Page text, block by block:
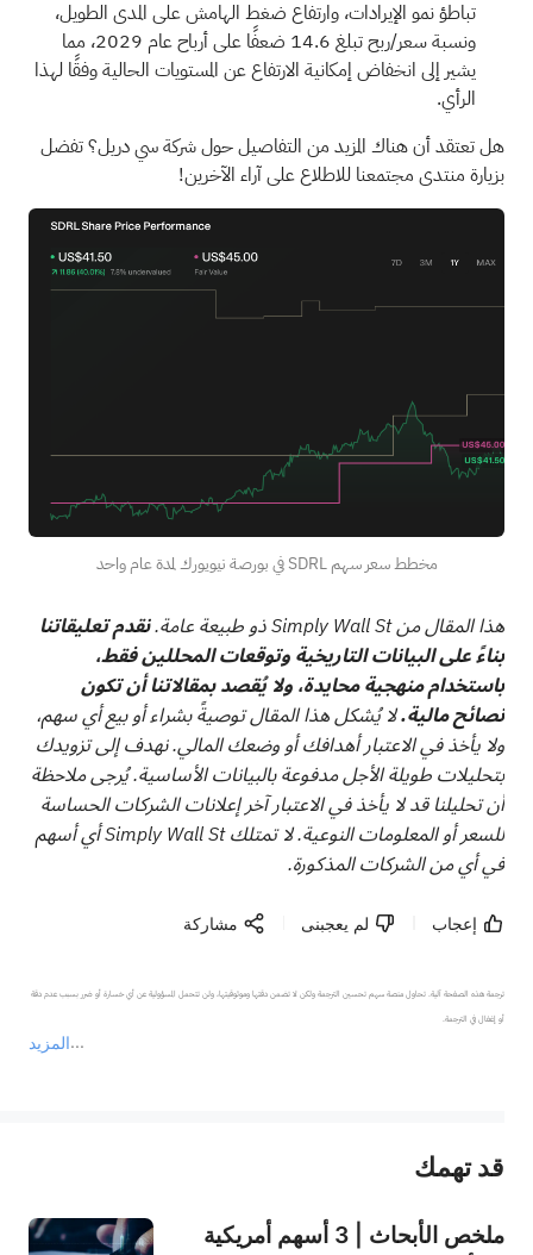
تباطؤ نمو الإيرادات، وارتفاع ضغط الهامش على المدى الطويل،
ونسبة سعر/ربح تبلغ 14.6 ضعفًا على أرباح عام 2029، مما
يشير إلى انخفاض إمكانية الارتفاع عن المستويات الحالية وفقًا لهذا
الرأي.
هل تعتقد أن هناك المزيد من التفاصيل حول شركة سي دريل؟تفضل
بزيارة منتدى مجتمعنا للاطلاع على آراء الآخرين!
مخطط سعر سهم SDRL في بورصة نيويورك لمدة عام واحد
هذا المقال من Simply Wall St ذو طبيعة عامة.
نقدم تعليقاتنا
بناءً على البيانات التاريخية وتوقعات المحللين فقط،
باستخدام منهجية محايدة، ولا يُقصد بمقالاتنا أن تكون
نصائح مالية.لا يُشكل هذا المقال توصيةً بشراء أو بيع أي سهم،
ولا يأخذ في الاعتبار أهدافك أو وضعك المالي. نهدف إلى تزويدك
بتحليلات طويلة الأجل مدفوعة بالبيانات الأساسية. يُرجى ملاحظة
أن تحليلنا قد لا يأخذ في الاعتبار آخر إعلانات الشركات الحساسة
للسعر أو المعلومات النوعية. لا تمتلك Simply Wall St أي أسهم
في أي من الشركات المذكورة.
إعجاب لم يعجبنى مشاركة
المزيد
ترجمة هذه الصفحة آلية. تحاول منصة سهم تحسين الترجمة ولكن لا تضمن دقتها وموثوقيتها، ولن تتحمل المسؤولية عن أي خسارة أو ضرر بسبب عدم دقة
أو إغفال في الترجمة.
عند الضرورة، يرجى استشارة مستشار استثمار محترف. لا تقدم منصة سهم أي مشورة استثمارية، ولا تقدم أي التزامات أو ضمانات.
قد تهمك
ملخص الأبحاث | 3 أسهم أمريكية